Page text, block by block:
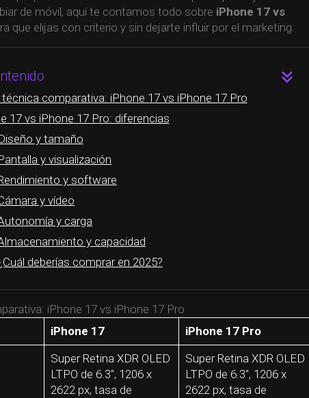
de móvil, aquí te contamos todo sobre iPhone 17 vs
que elijas con criterio y sin dejarte influir por el marketing.
técnica comparativa: iPhone 17 vs iPhone 17 Pro
17 vs iPhone 17 Pro: diferencias
y tamaño
y visualización
y software
y vídeo
y carga
y capacidad
deberías comprar en 2025?
iPhone 17 vs iPhone 17 Pro
iPhone 17 iPhone 17 Pro
Super Retina XDR OLED
LTPO de 6.3″, 1206 x
2622 px, tasa de
Super Retina XDR OLED
LTPO de 6.3″, 1206 x
2622 px, tasa de